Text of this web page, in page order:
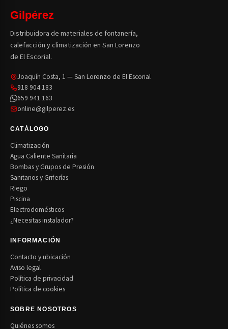
Gilpérez
Distribuidora de materiales de fontanería,
calefacción y climatización en San Lorenzo
de El Escorial.
Joaquín Costa, 1 — San Lorenzo de El Escorial
918 904 183
659 941 163
online@gilperez.es
CATÁLOGO
Climatización
Agua Caliente Sanitaria
Bombas y Grupos de Presión
Sanitarios y Griferías
Riego
Piscina
Electrodomésticos
¿Necesitas instalador?
INFORMACIÓN
Contacto y ubicación
Aviso legal
Política de privacidad
Política de cookies
SOBRE NOSOTROS
Quiénes somos